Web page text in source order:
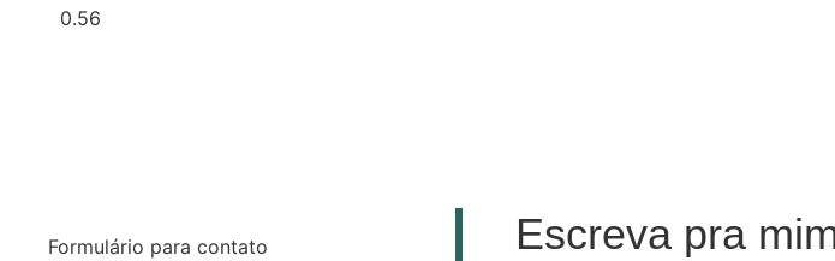
Formulário para contato Escreva pra